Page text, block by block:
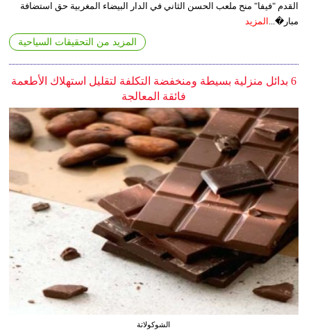
القدم "فيفا" منح ملعب الحسن الثاني في الدار البيضاء المغربية حق استضافة
مبار�... المزيد
المزيد من التحقيقات السياحية
6 بدائل منزلية بسيطة ومنخفضة التكلفة لتقليل استهلاك الأطعمة
فائقة المعالجة
الشوكولاتة